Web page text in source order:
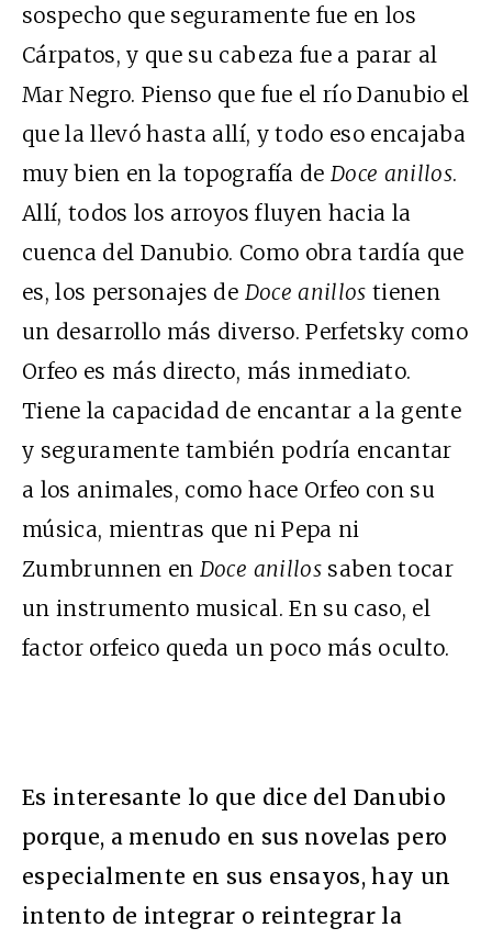
sospecho que seguramente fue en los
Cárpatos, y que su cabeza fue a parar al
Mar Negro. Pienso que fue el río Danubio el
que la llevó hasta allí, y todo eso encajaba
muy bien en la topografía de Doce anillos.
Allí, todos los arroyos fluyen hacia la
cuenca del Danubio. Como obra tardía que
es, los personajes de Doce anillos tienen
un desarrollo más diverso. Perfetsky como
Orfeo es más directo, más inmediato.
Tiene la capacidad de encantar a la gente
y seguramente también podría encantar
a los animales, como hace Orfeo con su
música, mientras que ni Pepa ni
Zumbrunnen en Doce anillos saben tocar
un instrumento musical. En su caso, el
factor orfeico queda un poco más oculto.
Es interesante lo que dice del Danubio
porque, a menudo en sus novelas pero
especialmente en sus ensayos, hay un
intento de integrar o reintegrar la